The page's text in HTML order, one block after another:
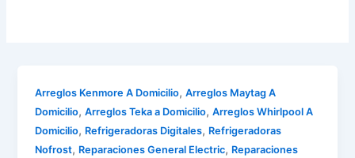
Arreglos Kenmore A Domicilio,Arreglos Maytag A
Domicilio,Arreglos Teka a Domicilio,Arreglos Whirlpool A
Domicilio, Refrigeradoras Digitales, Refrigeradoras
Nofrost, Reparaciones General Electric, Reparaciones